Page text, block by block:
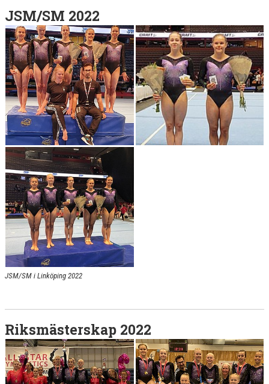
JSM/SM 2022
JSM/SM i Linköping 2022
Riksmästerskap 2022